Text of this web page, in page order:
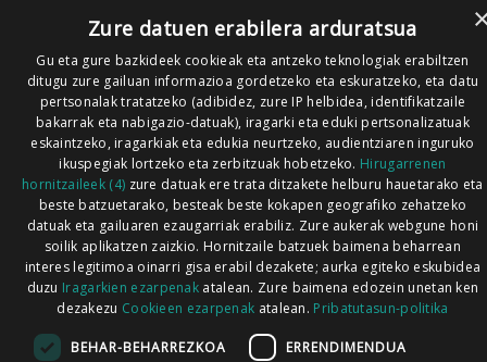
Zure datuen erabilera arduratsua
Gu eta gure bazkideek cookieak eta antzeko teknologiak erabiltzen
ditugu zure gailuan informazioa gordetzeko eta eskuratzeko, eta datu
pertsonalak tratatzeko (adibidez, zure IP helbidea, identifikatzaile
bakarrak eta nabigazio-datuak), iragarki eta eduki pertsonalizatuak
eskaintzeko, iragarkiak eta edukia neurtzeko, audientziaren inguruko
ikuspegiak lortzeko eta zerbitzuak hobetzeko. Hirugarrenen
hornitzaileek (4) zure datuak ere trata ditzakete helburu hauetarako eta
beste batzuetarako, besteak beste kokapen geografiko zehatzeko
datuak eta gailuaren ezaugarriak erabiliz. Zure aukerak webgune honi
soilik aplikatzen zaizkio. Hornitzaile batzuek baimena beharrean
interes legitimoa oinarri gisa erabil dezakete; aurka egiteko eskubidea
duzu Iragarkien ezarpenak atalean. Zure baimena edozein unetan ken
dezakezu Cookieen ezarpenak atalean. Pribatutasun-politika
BEHAR-BEHARREZKOA ERRENDIMENDUA